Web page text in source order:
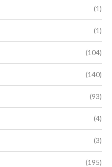
(1)
(1)
(104)
(140)
(93)
(4)
(3)
(195)